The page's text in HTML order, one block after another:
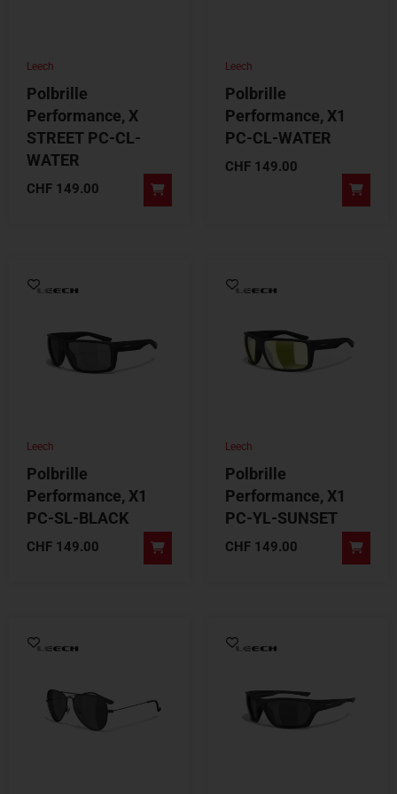
Leech
Polbrille
Performance, X
STREET PC-CL-
WATER
CHF 149.00
Leech
Polbrille
Performance, X1
PC-CL-WATER
CHF 149.00
Leech
Polbrille
Performance, X1
PC-SL-BLACK
CHF 149.00
Leech
Polbrille
Performance, X1
PC-YL-SUNSET
CHF 149.00